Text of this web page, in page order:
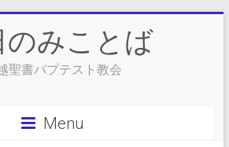
のみことば
聖書バプテスト教会
Menu